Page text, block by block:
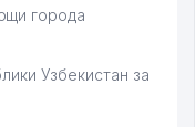
города
Узбекистан за